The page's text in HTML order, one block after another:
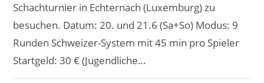
Schachturnier in Echternach (Luxemburg) zu
besuchen. Datum: 20. und 21.6 (Sa+So) Modus: 9
Runden Schweizer-System mit 45 min pro Spieler
Startgeld: 30 € (Jugendliche…